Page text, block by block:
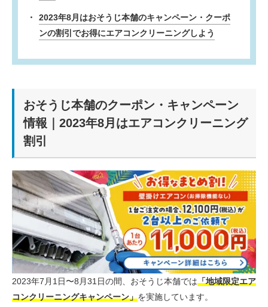
2023年8月はおそうじ本舗のキャンペーン・クーポ
ンの割引でお得にエアコンクリーニングしよう
おそうじ本舗のクーポン・キャンペーン
情報｜2023年8月はエアコンクリーニング
割引
2023年7月1日〜8月31日の間、おそうじ本舗では「地域限定エア
コンクリーニングキャンペーン」を実施しています。